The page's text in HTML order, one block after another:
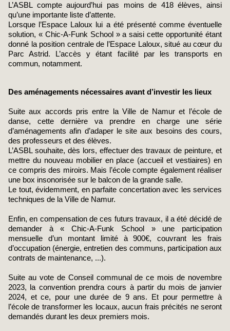
L’ASBL compte aujourd’hui pas moins de 418 élèves, ainsi
qu’une importante liste d’attente.
Lorsque l’Espace Laloux lui a été présenté comme éventuelle
solution, « Chic-A-Funk School » a saisi cette opportunité étant
donné la position centrale de l’Espace Laloux, situé au cœur du
Parc Astrid. L’accès y étant facilité par les transports en
commun, notamment.
Des aménagements nécessaires avant d’investir les lieux
Suite aux accords pris entre la Ville de Namur et l’école de
danse, cette dernière va prendre en charge une série
d’aménagements afin d’adaper le site aux besoins des cours,
des professeurs et des élèves.
L’ASBL souhaite, dès lors, effectuer des travaux de peinture, et
mettre du nouveau mobilier en place (accueil et vestiaires) en
ce compris des miroirs. Mais l’école compte également réaliser
une box insonorisée sur le balcon de la grande salle.
Le tout, évidemment, en parfaite concertation avec les services
techniques de la Ville de Namur.
Enfin, en compensation de ces futurs travaux, il a été décidé de
demander à « Chic-A-Funk School » une participation
mensuelle d’un montant limité à 900€, couvrant les frais
d’occupation (énergie, entretien des communs, participation aux
contrats de maintenance, ...).
Suite au vote de Conseil communal de ce mois de novembre
2023, la convention prendra cours à partir du mois de janvier
2024, et ce, pour une durée de 9 ans. Et pour permettre à
l’école de transformer les locaux, aucun frais précités ne seront
demandés durant les deux premiers mois.